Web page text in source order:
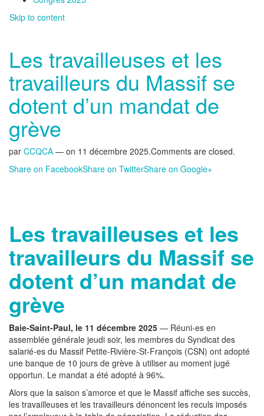
Skip to content
Les travailleuses et les
travailleurs du Massif se
dotent d’un mandat de
grève
par CCQCA — on 11 décembre 2025.Comments are closed.
Share on FacebookShare on TwitterShare on Google+
Les travailleuses et les
travailleurs du Massif se
dotent d’un mandat de
grève
Baie-Saint-Paul, le 11 décembre 2025 — Réuni-es en
assemblée générale jeudi soir, les membres du Syndicat des
salarié-es du Massif Petite-Rivière-St-François (CSN) ont adopté
une banque de 10 jours de grève à utiliser au moment jugé
opportun. Le mandat a été adopté à 96%.
Alors que la saison s’amorce et que le Massif affiche ses succès,
les travailleuses et les travailleurs dénoncent les reculs imposés